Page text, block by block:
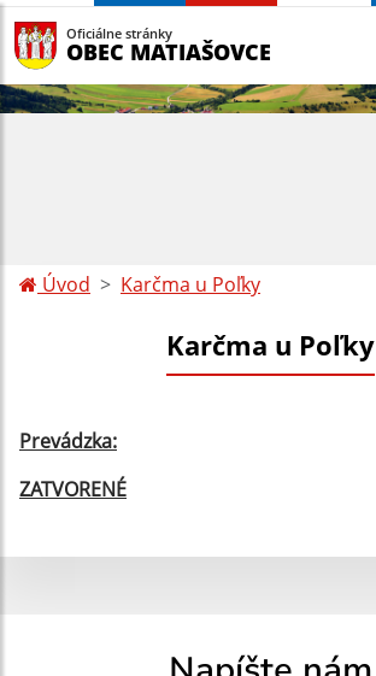
Oficiálne stránky
OBEC MATIAŠOVCE
Úvod Karčma u Poľky
Karčma u Poľky
Prevádzka:
ZATVORENÉ